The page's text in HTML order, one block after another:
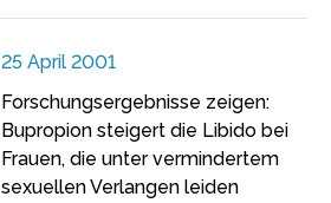
25 April 2001
Forschungsergebnisse zeigen:
Bupropion steigert die Libido bei
Frauen, die unter vermindertem
sexuellen Verlangen leiden